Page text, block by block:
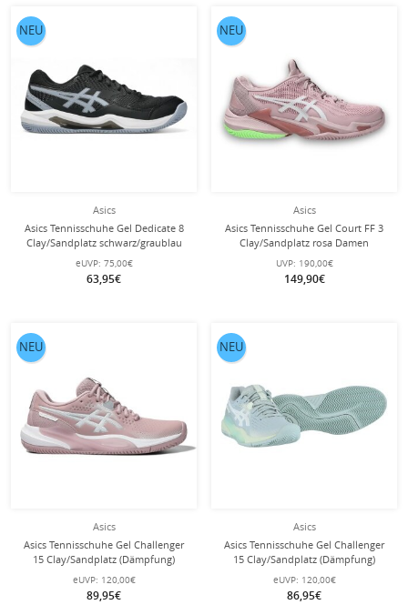
Asics
Asics Tennisschuhe Gel Dedicate 8
Clay/Sandplatz schwarz/graublau
eUVP: 75,00€
63,95€
NEU
Asics
Asics Tennisschuhe Gel Court FF 3
Clay/Sandplatz rosa Damen
UVP: 190,00€
149,90€
NEU
Asics
Asics Tennisschuhe Gel Challenger
15 Clay/Sandplatz (Dämpfung)
eUVP: 120,00€
89,95€
NEU
Asics
Asics Tennisschuhe Gel Challenger
15 Clay/Sandplatz (Dämpfung)
eUVP: 120,00€
86,95€
NEU